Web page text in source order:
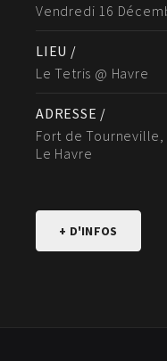
Vendredi 16
LIEU /
Le Tetris @ Havre
ADRESSE /
Fort de Tourneville,
Le Havre
+ D'INFOS